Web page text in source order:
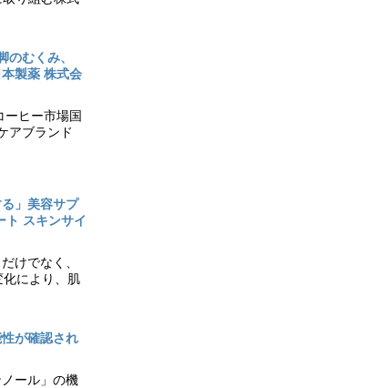
むくみ、
製薬 株式会
ーヒー市場国
アブランド
」美容サプ
スキンサイ
けでなく、
により、肌
が確認され
ール」の機